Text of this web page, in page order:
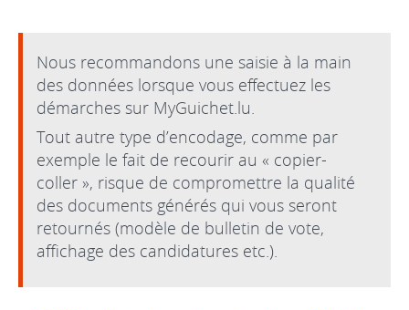
Nous recommandons une saisie à la main
des données lorsque vous effectuez les
démarches sur MyGuichet.lu.
Tout autre type d’encodage, comme par
exemple le fait de recourir au « copier-
coller », risque de compromettre la qualité
des documents générés qui vous seront
retournés (modèle de bulletin de vote,
affichage des candidatures etc.).